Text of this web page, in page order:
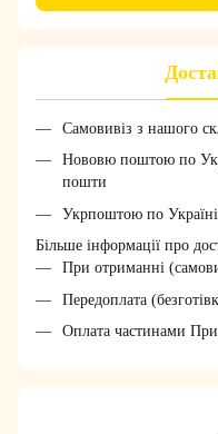
Самовивіз з нашого
Нововю поштою по
пошти
Укрпоштою по
Більше інформації про
При отриманні
Передоплата
Оплата частинами